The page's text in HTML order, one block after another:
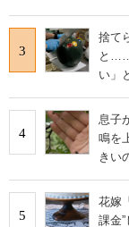
3
捨て
と……
い」
4
息子
鳴を
きい
5
花嫁
課金